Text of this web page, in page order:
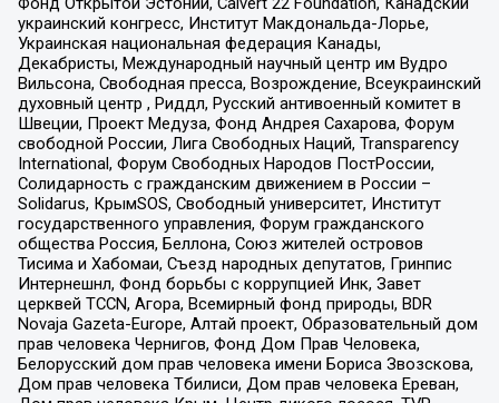
украинский конгресс, Институт Макдональда-Лорье,
Украинская национальная федерация Канады,
Декабристы, Международный научный центр им Вудро
Вильсона, Свободная пресса, Возрождение, Всеукраинский
духовный центр , Риддл, Русский антивоенный комитет в
Швеции, Проект Медуза, Фонд Андрея Сахарова, Форум
свободной России, Лига Свободных Наций, Transparеncy
International, Форум Свободных Народов ПостРоссии,
Солидарность с гражданским движением в России –
Solidarus, КрымSOS, Свободный университет, Институт
государственного управления, Форум гражданского
общества Россия, Беллона, Союз жителей островов
Тисима и Хабомаи, Съезд народных депутатов, Гринпис
Интернешнл, Фонд борьбы с коррупцией Инк, Завет
церквей TCCN, Агора, Всемирный фонд природы, BDR
Novaja Gazeta-Europe, Алтай проект, Образовательный дом
прав человека Чернигов, Фонд Дом Прав Человека,
Белорусский дом прав человека имени Бориса Звозскова,
Дом прав человека Тбилиси, Дом прав человека Ереван,